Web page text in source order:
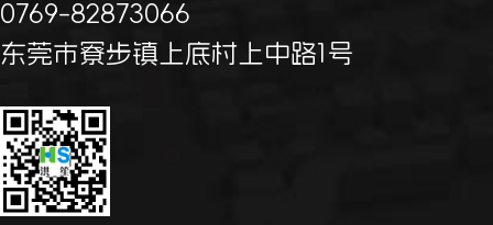
0769-82873066
东莞市寮步镇上底村上中路1号